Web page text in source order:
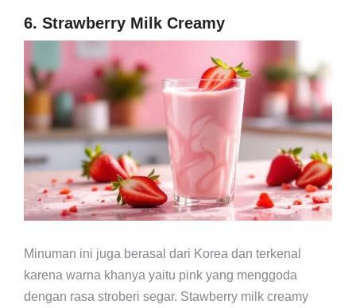
6. Strawberry Milk Creamy
Minuman ini juga berasal dari Korea dan terkenal
karena warna khanya yaitu pink yang menggoda
dengan rasa stroberi segar. Stawberry milk creamy